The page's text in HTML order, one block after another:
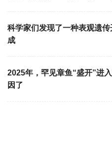
科学家们发现了一种表观遗
成
2025年，罕见章鱼“盛开”进
因了